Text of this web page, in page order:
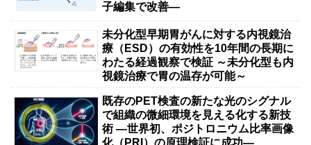
子編集で改善―
未分化型早期胃がんに対する内視鏡治
療（ESD）の有効性を10年間の長期に
わたる経過観察で検証 ～未分化型も内
視鏡治療で胃の温存が可能～
既存のPET検査の新たな光のシグナル
で組織の微細環境を見える化する新技
術 ―世界初、ポジトロニウム比率画像